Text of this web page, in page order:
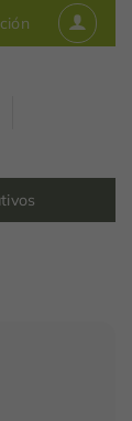
Colombia 🇨🇴